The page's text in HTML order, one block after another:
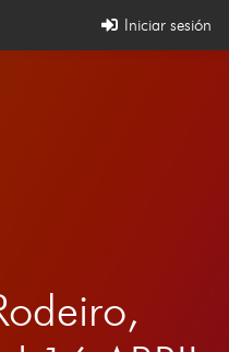
Iniciar sesión